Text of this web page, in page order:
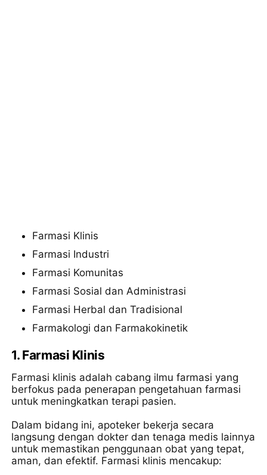
Farmasi Klinis
Farmasi Industri
Farmasi Komunitas
Farmasi Sosial dan Administrasi
Farmasi Herbal dan Tradisional
Farmakologi dan Farmakokinetik
1. Farmasi Klinis
Farmasi klinis adalah cabang ilmu farmasi yang
berfokus pada penerapan pengetahuan farmasi
untuk meningkatkan terapi pasien.
Dalam bidang ini, apoteker bekerja secara
langsung dengan dokter dan tenaga medis lainnya
untuk memastikan penggunaan obat yang tepat,
aman, dan efektif. Farmasi klinis mencakup: